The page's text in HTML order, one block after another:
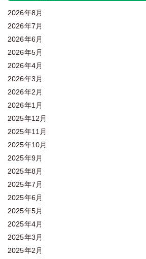
2026年8月
2026年7月
2026年6月
2026年5月
2026年4月
2026年3月
2026年2月
2026年1月
2025年12月
2025年11月
2025年10月
2025年9月
2025年8月
2025年7月
2025年6月
2025年5月
2025年4月
2025年3月
2025年2月